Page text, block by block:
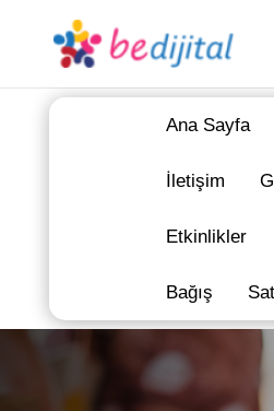
Ana Sayfa
İletişim
Etkinlikler
Bağış